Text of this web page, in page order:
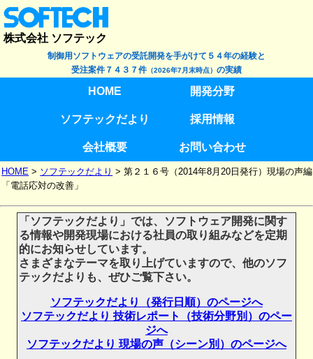
株式会社 ソフテック
制御用ソフトウェアの受託開発を手がけて５４年の経験と
受注案件７４３７件 （2026年7月末時点） の実績
HOME 開発分野
ソフテックだより 採用情報
会社概要 お問い合わせ
HOME > ソフテックだより >第２１６号（2014年8月20日発行）現場の声編
「電話応対の改善」
「ソフテックだより」では、ソフトウェア開発に関す
る情報や開発現場における社員の取り組みなどを定期
的にお知らせしています。
さまざまなテーマを取り上げていますので、他のソフ
テックだよりも、ぜひご覧下さい。
ソフテックだより（発行日順）のページへ
ソフテックだより 技術レポート（技術分野別）のペー
ジへ
ソフテックだより 現場の声（シーン別）のページへ